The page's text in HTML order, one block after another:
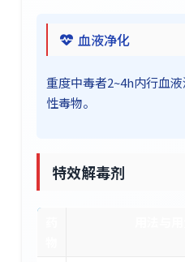
血液净化
重度中毒者2~4h内行血
性毒物。
特效解毒剂